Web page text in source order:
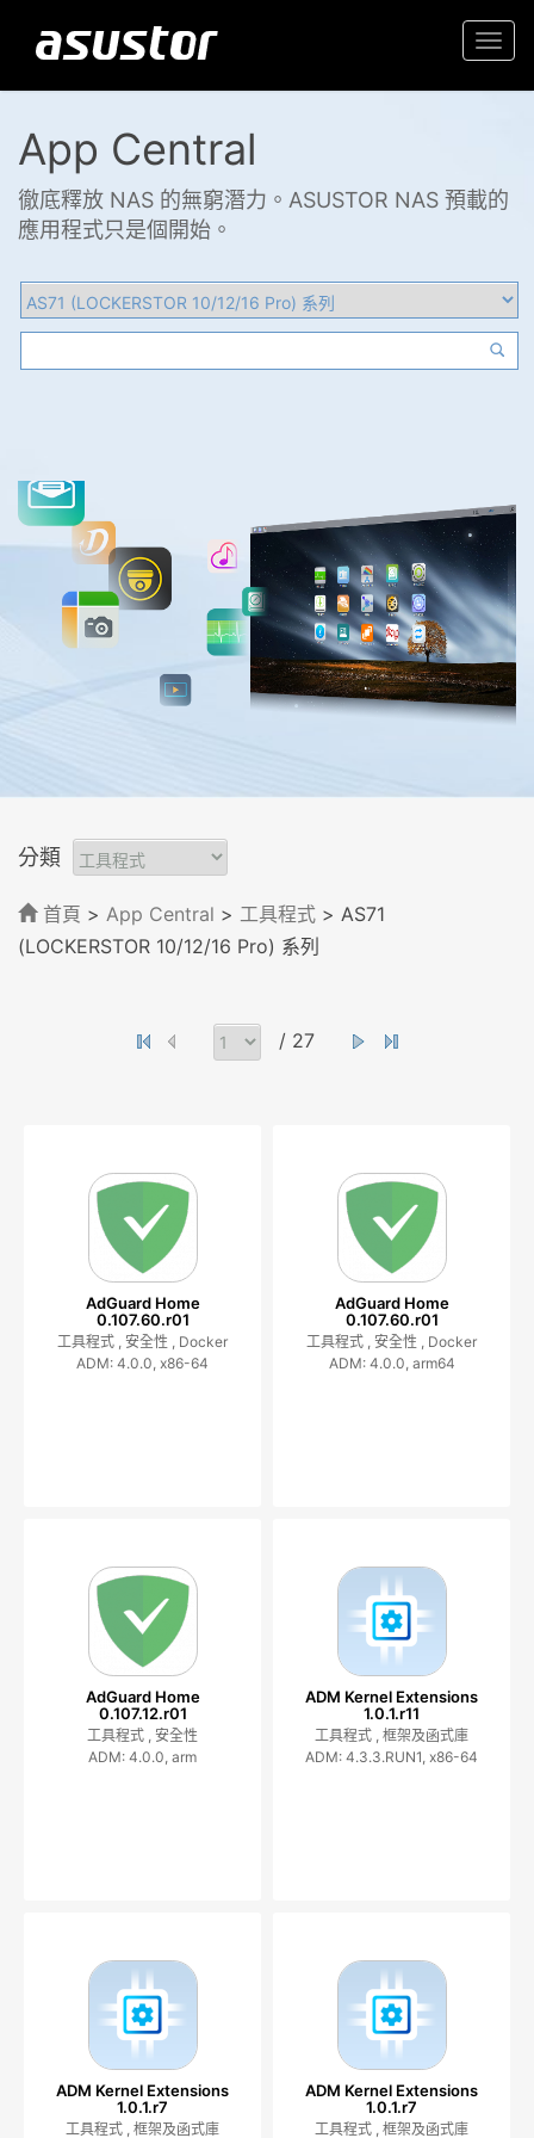
App Central
徹底釋放 NAS 的無窮潛力。ASUSTOR NAS 預載的
應用程式只是個開始。
分類
首頁 > App Central > 工具程式 > AS71
(LOCKERSTOR 10/12/16 Pro) 系列
/ 27
AdGuard Home
0.107.60.r01
工具程式 , 安全性 , Docker
ADM: 4.0.0, x86-64
AdGuard Home
0.107.60.r01
工具程式 , 安全性 , Docker
ADM: 4.0.0, arm64
AdGuard Home
0.107.12.r01
工具程式 , 安全性
ADM: 4.0.0, arm
ADM Kernel Extensions
1.0.1.r11
工具程式 , 框架及函式庫
ADM: 4.3.3.RUN1, x86-64
ADM Kernel Extensions
1.0.1.r7
工具程式 , 框架及函式庫
ADM Kernel Extensions
1.0.1.r7
工具程式 , 框架及函式庫